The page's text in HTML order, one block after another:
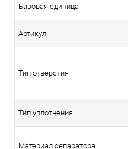
Базовая единица
Артикул
Тип отверстия
Тип уплотнения
Материал сепаратора